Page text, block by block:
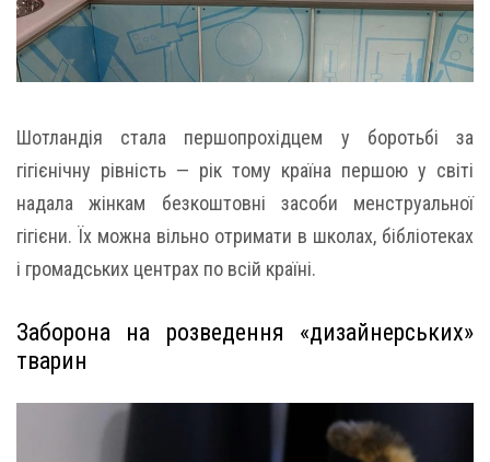
Шотландія стала першопрохідцем у боротьбі за
гігієнічну рівність — рік тому країна першою у світі
надала жінкам безкоштовні засоби менструальної
гігієни. Їх можна вільно отримати в школах, бібліотеках
і громадських центрах по всій країні.
Заборона на розведення «дизайнерських»
тварин